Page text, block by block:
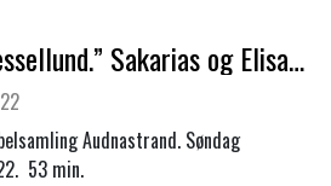
Dan Hessellund.” Sakarias og Elisabet.”
Audnastrand. Søndag
53 min.